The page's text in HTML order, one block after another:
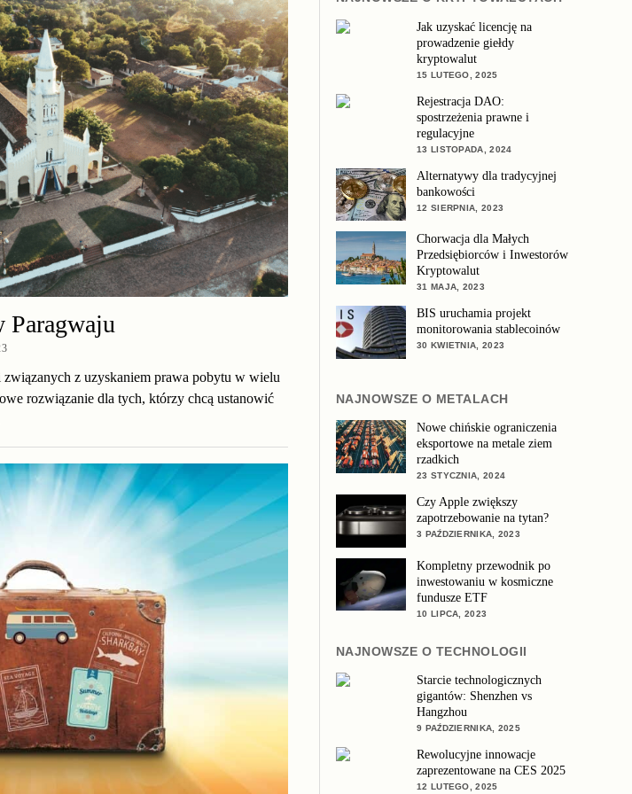
z uzyskaniem prawa pobytu w wielu
rozwiązanie dla tych, którzy chcą ustanowić
Jak uzyskać licencję na
prowadzenie giełdy
kryptowalut
15 LUTEGO, 2025
Rejestracja DAO:
spostrzeżenia prawne i
regulacyjne
13 LISTOPADA, 2024
Alternatywy dla tradycyjnej
bankowości
12 SIERPNIA, 2023
Chorwacja dla Małych
Przedsiębiorców i Inwestorów
Kryptowalut
31 MAJA, 2023
BIS uruchamia projekt
monitorowania stablecoinów
30 KWIETNIA, 2023
NAJNOWSZE O METALACH
Nowe chińskie ograniczenia
eksportowe na metale ziem
rzadkich
23 STYCZNIA, 2024
Czy Apple zwiększy
zapotrzebowanie na tytan?
3 PAŹDZIERNIKA, 2023
Kompletny przewodnik po
inwestowaniu w kosmiczne
fundusze ETF
10 LIPCA, 2023
NAJNOWSZE O TECHNOLOGII
Starcie technologicznych
gigantów: Shenzhen vs
Hangzhou
9 PAŹDZIERNIKA, 2025
Rewolucyjne innowacje
zaprezentowane na CES 2025
12 LUTEGO, 2025